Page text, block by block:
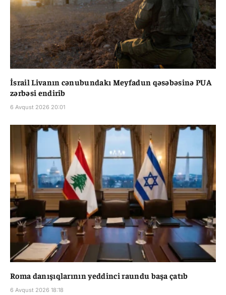
İsrail Livanın cənubundakı Meyfadun qəsəbəsinə PUA
zərbəsi endirib
6 Avqust 2026 20:01
Roma danışıqlarının yeddinci raundu başa çatıb
6 Avqust 2026 18:18